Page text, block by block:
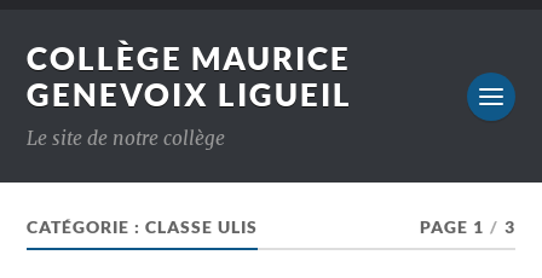
COLLÈGE MAURICE
GENEVOIX LIGUEIL
Le site de notre collège
CATÉGORIE :CLASSE ULIS PAGE 1 / 3